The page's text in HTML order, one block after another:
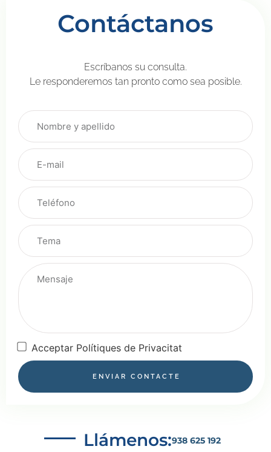
Llámenos:938 625 192
Contáctanos
Escríbanos su consulta.
Le responderemos tan pronto como sea posible.
Acceptar Polítiques de Privacitat
ENVIAR CONTACTE